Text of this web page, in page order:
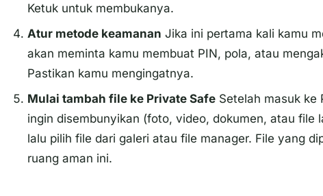
Ketuk untuk membukanya.
Atur metode keamanan Jika ini pertama kali kamu
akan meminta kamu membuat PIN, pola, atau
Pastikan kamu mengingatnya.
Mulai tambah file ke Private Safe Setelah masuk ke
ingin disembunyikan (foto, video, dokumen, atau file
lalu pilih file dari galeri atau file manager. File yang
ruang aman ini.